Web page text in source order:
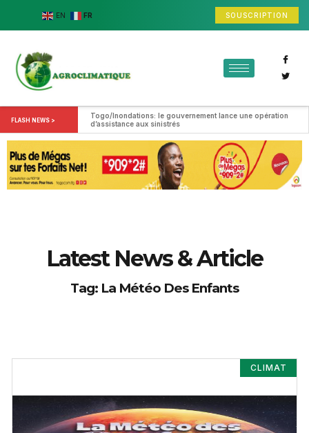
EN FR SOUSCRIPTION
FLASH NEWS >
Togo/Inondations: le gouvernement lance une opération
d’assistance aux sinistrés
Latest News & Article
Tag: La Météo Des Enfants
CLIMAT